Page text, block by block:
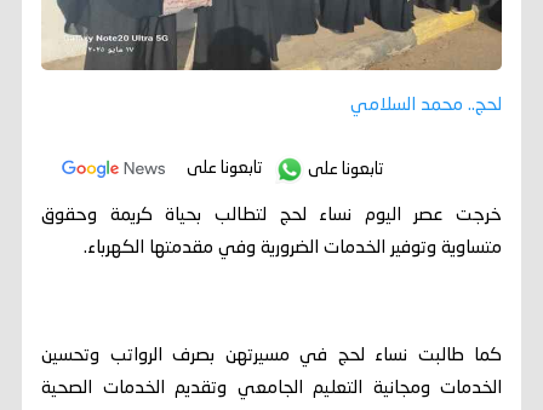
لحج.. محمد السلامي
تابعونا على تابعونا على
خرجت عصر اليوم نساء لحج لتطالب بحياة كريمة وحقوق
متساوية وتوفير الخدمات الضرورية وفي مقدمتها الكهرباء.
كما طالبت نساء لحج في مسيرتهن بصرف الرواتب وتحسين
الخدمات ومجانية التعليم الجامعي وتقديم الخدمات الصحية